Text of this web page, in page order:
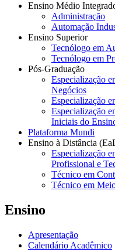
Ensino Médio
Administração
Automação
Ensino Superior
Tecnólogo em
Tecnólogo em
Pós-Graduação
Especialização
Negócios
Especialização
Especialização
Iniciais do
Plataforma Mundi
Ensino à Distância
Especialização
Profissional e
Técnico em
Técnico em
Ensino
Apresentação
Calendário Acadêmico